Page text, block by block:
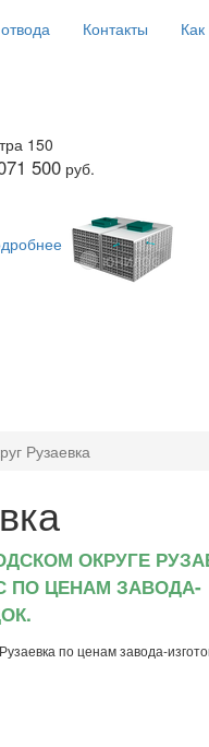
Контакты
150
500 руб.
Рузаевка
ОКРУГЕ
ПО ЦЕНАМ ЗАВОДА-
по ценам завода-